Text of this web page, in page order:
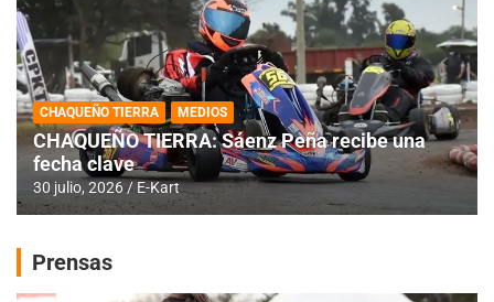
CHAQUEÑO TIERRA MEDIOS
CHAQUEÑO TIERRA: Sáenz Peña recibe una
fecha clave
30 julio, 2026 E-Kart
Prensas